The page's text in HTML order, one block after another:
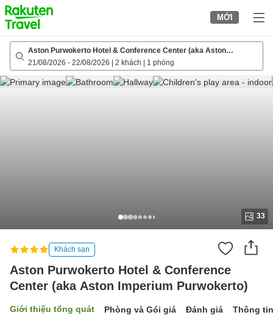
to
top
page
MỚI
Aston Purwokerto Hotel & Conference Center (aka Aston
Imperium Purwokerto)
21/08/2026 - 22/08/2026 2 khách 1 phòng
33
Khách sạn
Aston Purwokerto Hotel & Conference
Center (aka Aston Imperium Purwokerto)
Giới thiệu tổng quát Phòng và Gói giá Đánh giá Thông